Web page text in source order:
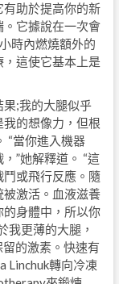
助於提高你的新
它據說在一次會
時內燃燒額外的
這使它基本上是
;我的大腿似乎
的想像力，但根
“當你進入機器
”她解釋道。 “這
或飛行反應。隨
激活。血液滋養
身體中，所以你
我更薄的大腿，
的激素。快速有
Linchuk轉向冷凍